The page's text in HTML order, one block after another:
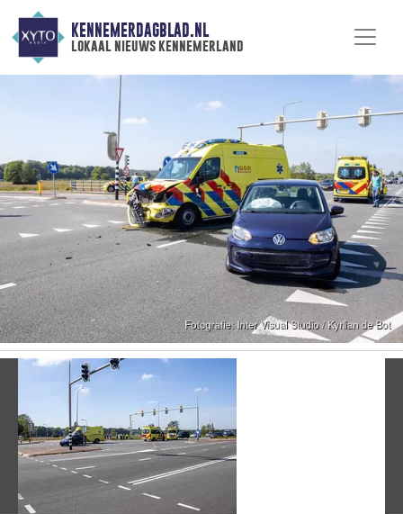
KENNEMERDAGBLAD.NL
lokaal nieuws kennemerland
Vorige